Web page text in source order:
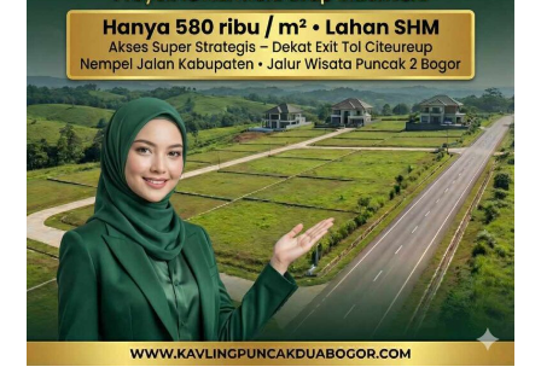
Panduan
Lengkap
&
Legalitas
Jelas